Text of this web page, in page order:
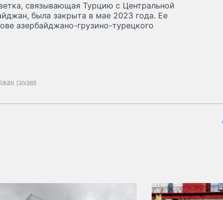
связывающая Турцию с Центральной
была закрыта в мае 2023 года. Ее
азербайджано-грузино-турецкого
грузия